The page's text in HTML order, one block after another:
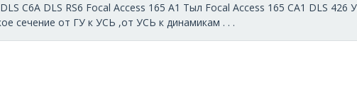
C6A DLS RS6 Focal Access 165 A1 Тыл Focal Access 165 CA1 DLS
сечение от ГУ к УСЬ ,от УСЬ к динамикам . . .